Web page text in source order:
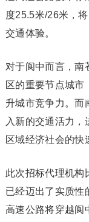
度25.5米/26米，
交通体验。
对于阆中而言，南
区的重要节点城市
升城市竞争力。而
入新的交通活力
区域经济社会的快
此次招标代理机构
已经迈出了实质性
高速公路将穿越阆